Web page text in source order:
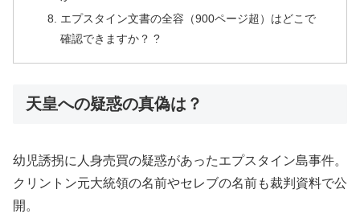
エプスタイン文書の全容（900ページ超）はどこで
確認できますか？ ?
天皇への疑惑の真偽は？
幼児誘拐に人身売買の疑惑があったエプスタイン島事件。
クリントン元大統領の名前やセレブの名前も裁判資料で公
開。